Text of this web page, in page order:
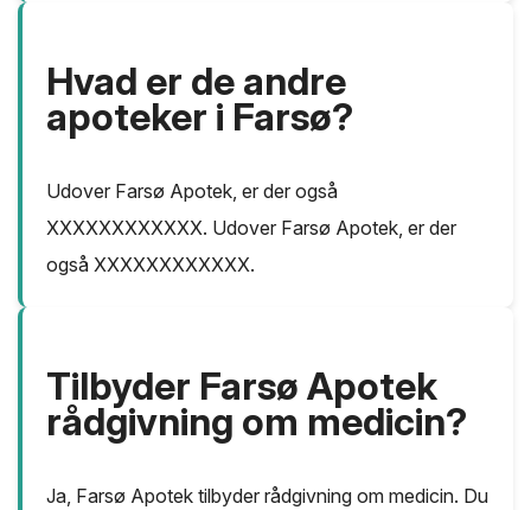
Hvad er de andre
apoteker i Farsø?
Udover Farsø Apotek, er der også
XXXXXXXXXXXX. Udover Farsø Apotek, er der
også XXXXXXXXXXXX.
Tilbyder Farsø Apotek
rådgivning om medicin?
Ja, Farsø Apotek tilbyder rådgivning om medicin. Du